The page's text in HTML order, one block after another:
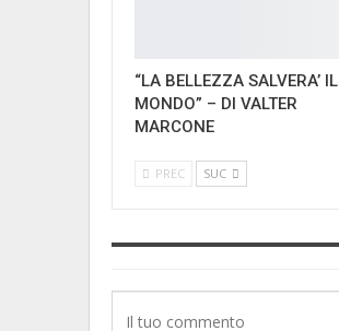
“LA BELLEZZA SALVERA’ IL
MONDO” – DI VALTER
MARCONE
PREC SUC